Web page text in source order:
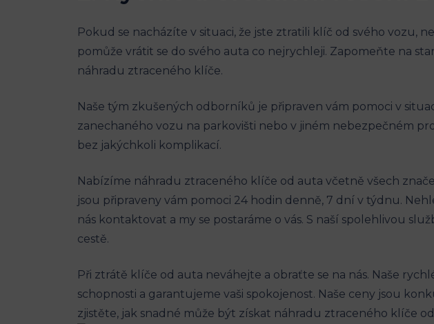
Pokud se nacházíte v situaci, že jste ztratili klíč ​od svého vozu,
pomůže vrátit se do svého auta⁢ co nejrychleji. Zapomeňte​ na
náhradu ztraceného klíče.
Naše tým zkušených odborníků ‌je připraven vám pomoci v
zanechaného vozu⁣ na parkovišti nebo ‌v jiném ​nebezpečném
bez jakýchkoli komplikací.
Nabízíme náhradu ztraceného klíče od auta ⁤včetně všech
jsou připraveny vám pomoci 24 hodin denně, 7 dní v týdnu.
nás kontaktovat a my se‍ postaráme o ​vás.⁤ S naší spolehlivou
cestě.
Při ztrátě ⁣klíče od auta neváhejte a ⁣obraťte se na nás. Naše
schopnosti‍ a‍ garantujeme vaši spokojenost. Naše ceny jsou
zjistěte,‌ jak snadné může být získat náhradu ztraceného klíče